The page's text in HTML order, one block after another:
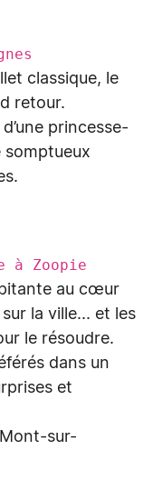
classique, le
retour.
princesse-
somptueux
à Zoopie
au cœur
la ville... et les
le résoudre.
dans un
et
sur-